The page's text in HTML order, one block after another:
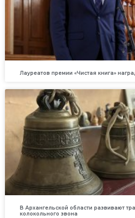
Лауреатов премии «Чистая книга»
В Архангельской области развивают
колокольного звона